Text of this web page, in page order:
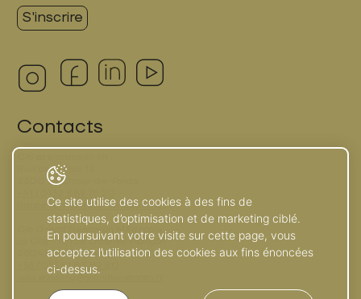
Contacts
Rue de la Paix 13
2300 La Chaux-de-Fonds
france.terrier@arc-horloger.org
C/o Grand Besançon Métropole
La City - 4, rue Gabriel-Plançon
25043 Besançon
+33 (0)3 81 87 89 80
julia.wyssling@grandbesancon.fr
Ce site utilise des cookies à des fins de
statistiques, d’optimisation et de marketing ciblé.
En poursuivant votre visite sur cette page, vous
acceptez l’utilisation des cookies aux fins énoncées
ci-dessus.